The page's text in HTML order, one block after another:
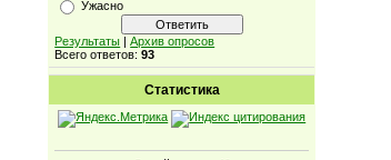
Ужасно
Результаты |Архив опросов
Всего ответов:93
Статистика